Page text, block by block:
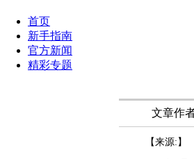
首页
新手指南
官方新闻
精彩专题
文章作
【来源:】